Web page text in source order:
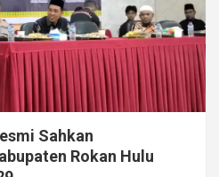
Sahkan
Rokan Hulu